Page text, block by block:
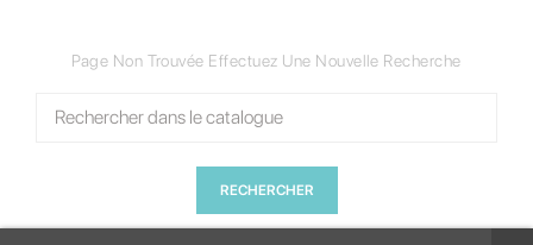
Page Non Trouvée Effectuez Une Nouvelle Recherche
RECHERCHER